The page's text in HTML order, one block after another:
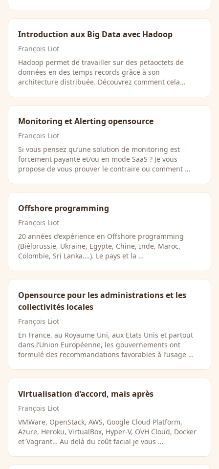
Introduction aux Big Data avec Hadoop
François Liot
Hadoop permet de travailler sur des petaoctets de
données en des temps records grâce à son
architecture distribuée. Découvrez comment cela
Monitoring et Alerting opensource
François Liot
Si vous pensez qu’une solution de monitoring est
forcement payante et/ou en mode SaaS ? Je vous
propose de vous prouver le contraire ou comment …
Offshore programming
François Liot
20 années d’expérience en Offshore programming
(Biélorussie, Ukraine, Egypte, Chine, Inde, Maroc,
Colombie, Sri Lanka….). Le pays et la …
Opensource pour les administrations et les
collectivités locales
François Liot
En France, au Royaume Uni, aux Etats Unis et partout
dans l’Union Européenne, les gouvernements ont
formulé des recommandations favorables à l’usage …
Virtualisation d'accord, mais après
François Liot
VMWare, OpenStack, AWS, Google Cloud Platform,
Azure, Heroku, VirtualBox, Hyper-V, OVH Cloud, Docker
et Vagrant… Au delà du coût facial je vous …